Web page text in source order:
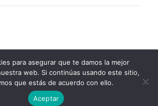
TecnoMur Sistemas, Informática y
para asegurar que te damos la mejor
web. Si continúas usando este sitio,
que estás de acuerdo con ello.
Aceptar